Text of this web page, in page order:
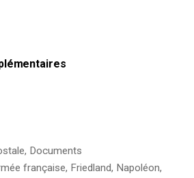
, Documents
française, Friedland, Napoléon,